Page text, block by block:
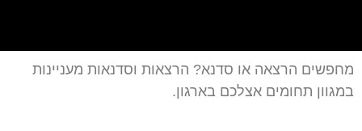
מחפשים הרצאה או סדנא? הרצאות וסדנאות מעניינות
במגוון תחומים אצלכם בארגון.